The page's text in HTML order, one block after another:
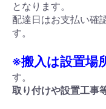
となります。
配達日はお支払い確
す。
※搬入は設置場
す。
取り付けや設置工事